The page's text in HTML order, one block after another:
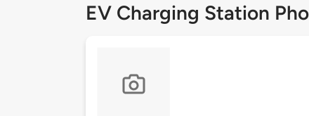
EV Charging Station